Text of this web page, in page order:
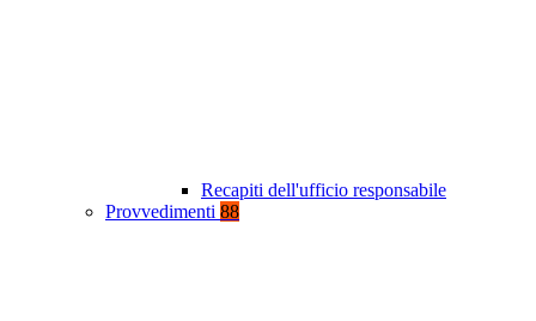
Recapiti dell'ufficio responsabile
Provvedimenti 88